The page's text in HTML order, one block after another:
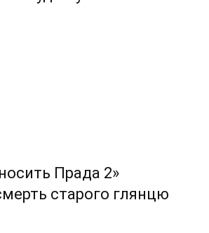
Прада 2»
старого глянцю